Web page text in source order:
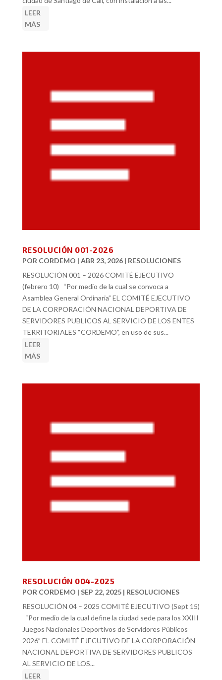
LEER
MÁS
RESOLUCIÓN 001-2026
POR CORDEMO | ABR 23, 2026| RESOLUCIONES
RESOLUCIÓN 001 – 2026 COMITÉ EJECUTIVO
(febrero 10) “Por medio de la cual se convoca a
Asamblea General Ordinaria” EL COMITÉ EJECUTIVO
DE LA CORPORACIÓN NACIONAL DEPORTIVA DE
SERVIDORES PUBLICOS AL SERVICIO DE LOS ENTES
TERRITORIALES “CORDEMO”, en uso de sus...
LEER
MÁS
RESOLUCIÓN 004-2025
POR CORDEMO | SEP 22, 2025| RESOLUCIONES
RESOLUCIÓN 04 – 2025 COMITÉ EJECUTIVO (Sept 15)
“Por medio de la cual define la ciudad sede para los XXIII
Juegos Nacionales Deportivos de Servidores Públicos
2026” EL COMITÉ EJECUTIVO DE LA CORPORACIÓN
NACIONAL DEPORTIVA DE SERVIDORES PUBLICOS
AL SERVICIO DE LOS...
LEER